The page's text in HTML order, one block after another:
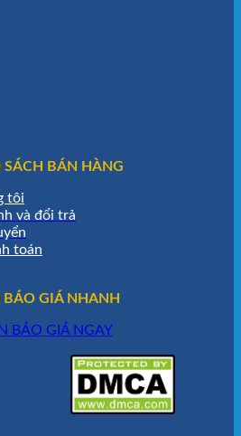
SÁCH BÁN HÀNG
tôi
và đổi trả
toán
BÁO GIÁ NHANH
BÁO GIÁ NGAY